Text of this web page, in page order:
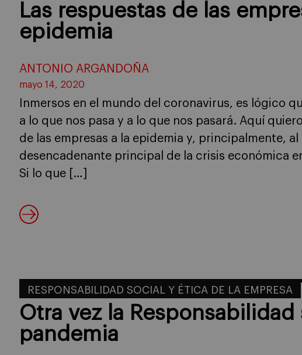
Las respuestas de las
epidemia
ANTONIO ARGANDOÑA
mayo 14, 2020
Inmersos en el mundo del coronavirus, es lógico
a lo que nos pasa y a lo que nos pasará. Aquí
de las empresas a la epidemia y, principalmente,
desencadenante principal de la crisis económica
Si lo que […]
RESPONSABILIDAD SOCIAL Y ÉTICA DE LA EMPRESA
Otra vez la Responsabilidad
pandemia